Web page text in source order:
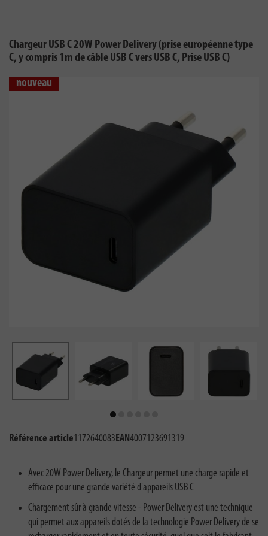
Chargeur USB C 20W Power Delivery (prise européenne type
C, y compris 1m de câble USB C vers USB C, Prise USB C)
nouveau
Référence article1172640083EAN4007123691319
Avec 20W Power Delivery, le Chargeur permet une charge rapide et
efficace pour une grande variété d'appareils USB C
Chargement sûr à grande vitesse - Power Delivery est une technique
qui permet aux appareils dotés de la technologie Power Delivery de se